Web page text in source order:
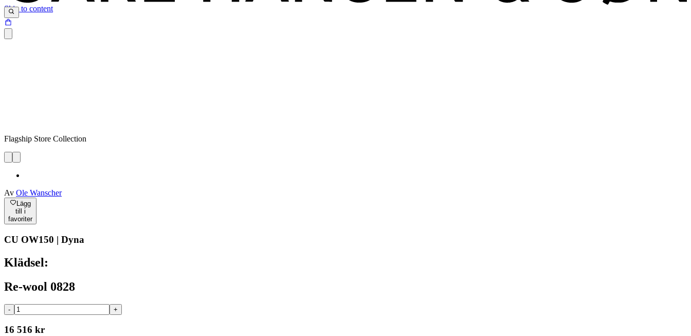
Skip to content
Flagship Store Collection
Av Ole Wanscher
Lägg
till i
favoriter
CU OW150 | Dyna
Klädsel:
Re-wool 0828
- +
16 516 kr